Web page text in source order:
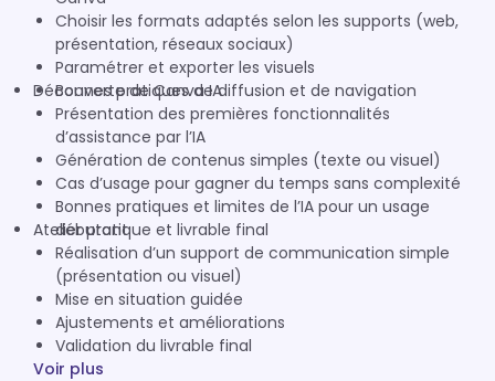
Choisir les formats adaptés selon les supports (web,
présentation, réseaux sociaux)
Paramétrer et exporter les visuels
Bonnes pratiques de diffusion et de navigation
Découverte de Canva IA
Présentation des premières fonctionnalités
d’assistance par l’IA
Génération de contenus simples (texte ou visuel)
Cas d’usage pour gagner du temps sans complexité
Bonnes pratiques et limites de l’IA pour un usage
débutant
Atelier pratique et livrable final
Réalisation d’un support de communication simple
(présentation ou visuel)
Mise en situation guidée
Ajustements et améliorations
Validation du livrable final
Voir plus